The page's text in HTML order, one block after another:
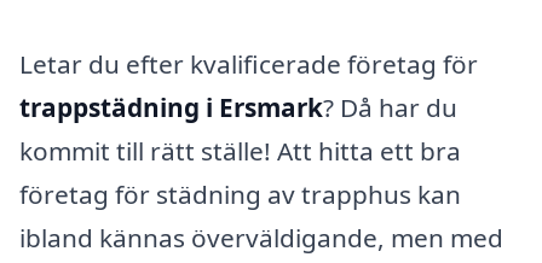
Letar du efter kvalificerade företag för
trappstädning i Ersmark? Då har du
kommit till rätt ställe! Att hitta ett bra
företag för städning av trapphus kan
ibland kännas överväldigande, men med